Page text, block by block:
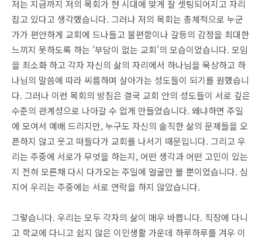
저는 지금까지 저의 목회가 현 시대에 맞게 잘 셋팅되어지고 자리
잡고 있다고 생각했습니다. 그러나 저의 목회는 총체적으로 누군
가가 편안하게 교회에 드나들고 불편함이나 갈등의 감정을 최대한
느끼지 못하도록 하는 '부담이 없는 교회'의 모습이었습니다. 모임
을 최소화 하고 각자 자신의 삶의 자리에서 하나님을 묵상하고 하
나님의 말씀에 따라 씨름하며 살아가는 성도들이 되기를 원했습니
다. 그러나 이런 목회의 방침은 결국 교회 안의 성도들이 서로 깊은
수준의 관계성으로 나아갈 수 없게 만들었습니다. 왜냐하면 주일
에 모여서 예배 드리지만, 누구도 자신의 솔직한 삶의 문제들을 오
픈하지 않고 웃고 떠들다가 교회를 나서기 때문입니다. 그리고 우
리는 주중에 서로가 무엇을 하는지, 어떤 생각과 어떤 고민이 있는
지 전혀 모른채 다시 다가오는 주일에 얼굴만 볼 뿐이었습니다. 심
지어 우리는 주중에는 서로 연락을 하지 않았습니다.
그렇습니다. 우리는 모두 각자의 삶이 매우 바쁩니다. 직장에 다니
고 학교에 다니고 쉽지 않은 이민생활 가운데 하루하루를 겨우 이